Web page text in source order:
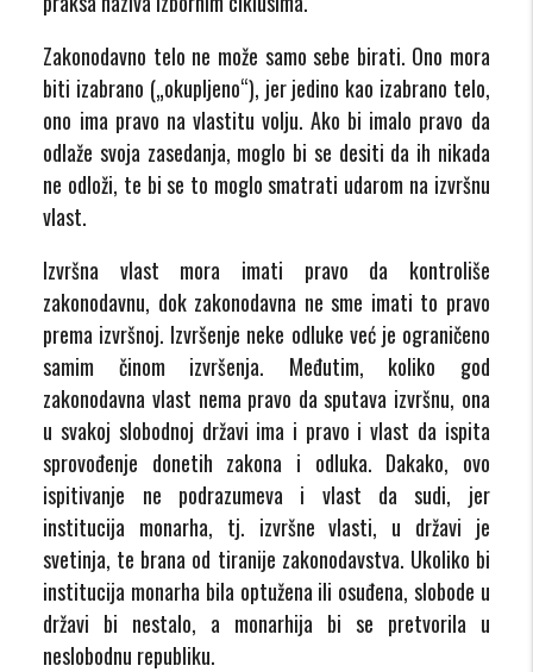
Zakonodavno telo ne može samo sebe birati. Ono mora
biti izabrano („okupljeno“), jer jedino kao izabrano telo,
ono ima pravo na vlastitu volju. Ako bi imalo pravo da
odlaže svoja zasedanja, moglo bi se desiti da ih nikada
ne odloži, te bi se to moglo smatrati udarom na izvršnu
vlast.
Izvršna vlast mora imati pravo da kontroliše
zakonodavnu, dok zakonodavna ne sme imati to pravo
prema izvršnoj. Izvršenje neke odluke već je ograničeno
samim činom izvršenja. Međutim, koliko god
zakonodavna vlast nema pravo da sputava izvršnu, ona
u svakoj slobodnoj državi ima i pravo i vlast da ispita
sprovođenje donetih zakona i odluka. Dakako, ovo
ispitivanje ne podrazumeva i vlast da sudi, jer
institucija monarha, tj. izvršne vlasti, u državi je
svetinja, te brana od tiranije zakonodavstva. Ukoliko bi
institucija monarha bila optužena ili osuđena, slobode u
državi bi nestalo, a monarhija bi se pretvorila u
neslobodnu republiku.